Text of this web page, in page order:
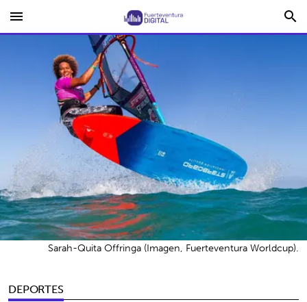
menu search
DEPORTES
Sarah-Quita Offringa (Imagen, Fuerteventura Worldcup).